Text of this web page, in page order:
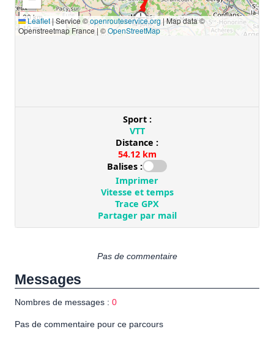
Pas de commentaire
Messages
Nombres de messages : 0
Pas de commentaire pour ce parcours